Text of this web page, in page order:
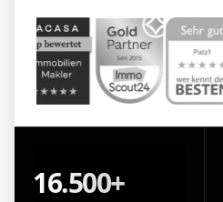
16.500+